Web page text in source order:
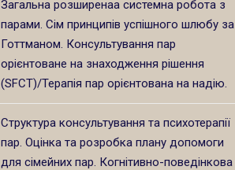
Загальна розширенаа системна робота з
парами. Сім принципів успішного шлюбу за
Готтманом. Консультування пар
орієнтоване на знаходження рішення
(SFCT)/Терапія пар орієнтована на надію.
Структура консультування та психотерапії
пар. Оцінка та розробка плану допомоги
для сімейних пар. Когнітивно-поведінкова